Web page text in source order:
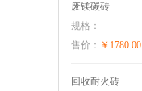
废镁碳砖
规格：
售价： ￥1780.00
回收耐火砖